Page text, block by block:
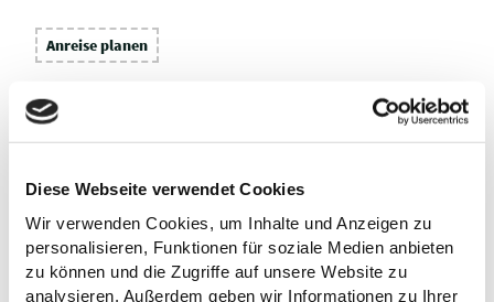
Diese Webseite verwendet Cookies
Wir verwenden Cookies, um Inhalte und Anzeigen zu
personalisieren, Funktionen für soziale Medien anbieten
zu können und die Zugriffe auf unsere Website zu
analysieren. Außerdem geben wir Informationen zu Ihrer
Anreise planen